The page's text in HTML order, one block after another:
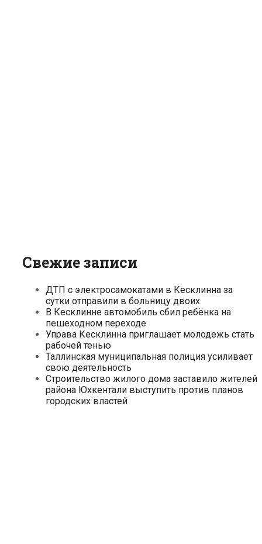
Свежие записи
ДТП с электросамокатами в Кесклинна за
сутки отправили в больницу двоих
В Кесклинне автомобиль сбил ребёнка на
пешеходном переходе
Управа Кесклинна приглашает молодежь стать
рабочей тенью
Таллинская муниципальная полиция усиливает
свою деятельность
Строительство жилого дома заставило жителей
района Юхкентали выступить против планов
городских властей